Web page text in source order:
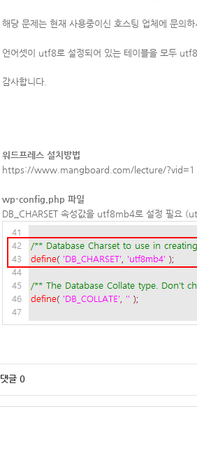
해당 문제는 현재 사용중이신 호스팅 업체에 문의
언어셋이 utf8로 설정되어 있는 테이블을 모두
감사합니다.
워드프레스 설치방법
https://www.mangboard.com/lecture/?vid=1
wp-config.php 파일
DB_CHARSET 속성값을 utf8mb4로 설정 필요
댓글 0